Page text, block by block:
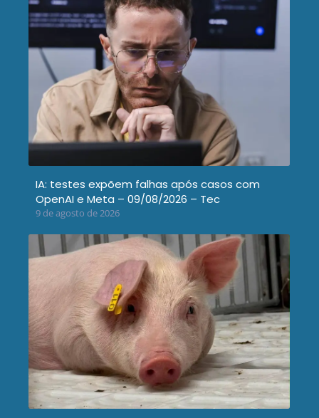
IA: testes expõem falhas após casos com
OpenAI e Meta – 09/08/2026 – Tec
9 de agosto de 2026